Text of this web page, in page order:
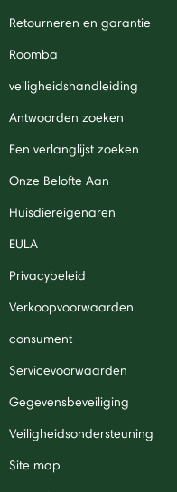
Retourneren en garantie
Roomba
veiligheidshandleiding
Antwoorden zoeken
Een verlanglijst zoeken
Onze Belofte Aan
Huisdiereigenaren
EULA
Privacybeleid
Verkoopvoorwaarden
consument
Servicevoorwaarden
Gegevensbeveiliging
Veiligheidsondersteuning
Site map